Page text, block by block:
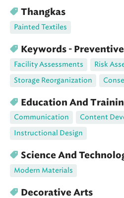
Thangkas
Painted Textiles
Keywords -
Facility Assessments
Risk
Storage Reorganization
Education And
Communication Content
Instructional Design
Science And
Modern Materials
Decorative Arts